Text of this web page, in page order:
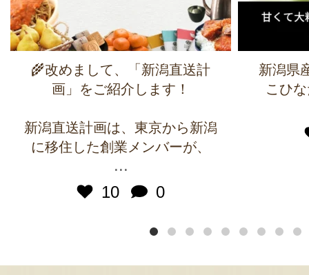
🌾改めまして、「新潟直送計
画」をご紹介します！
新潟直送計画は、東京から新潟
に移住した創業メンバーが、
...
10
0
新潟県
こひ